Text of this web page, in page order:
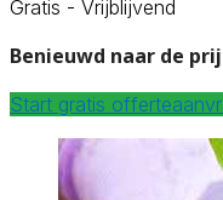
Gratis - Vrijblijvend
Benieuwd naar de
Start gratis